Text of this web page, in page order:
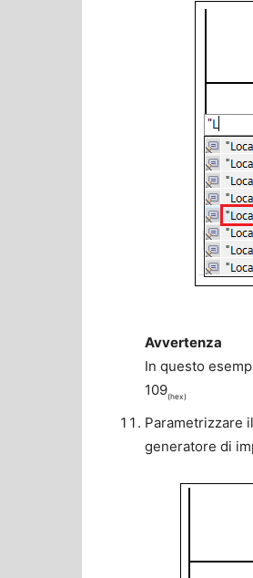
Avvertenza
In questo
109(hex)
Parametrizzare
generatore di